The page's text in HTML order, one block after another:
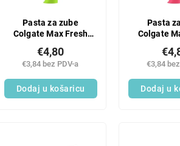
Pasta za zube
Colgate Max Fresh
koricom limete 75 ml
€3,84 bez PDV-a
€4,80
Dodaj u košaricu
Pasta
Colgate
i guava
€3,84
Dodaj u